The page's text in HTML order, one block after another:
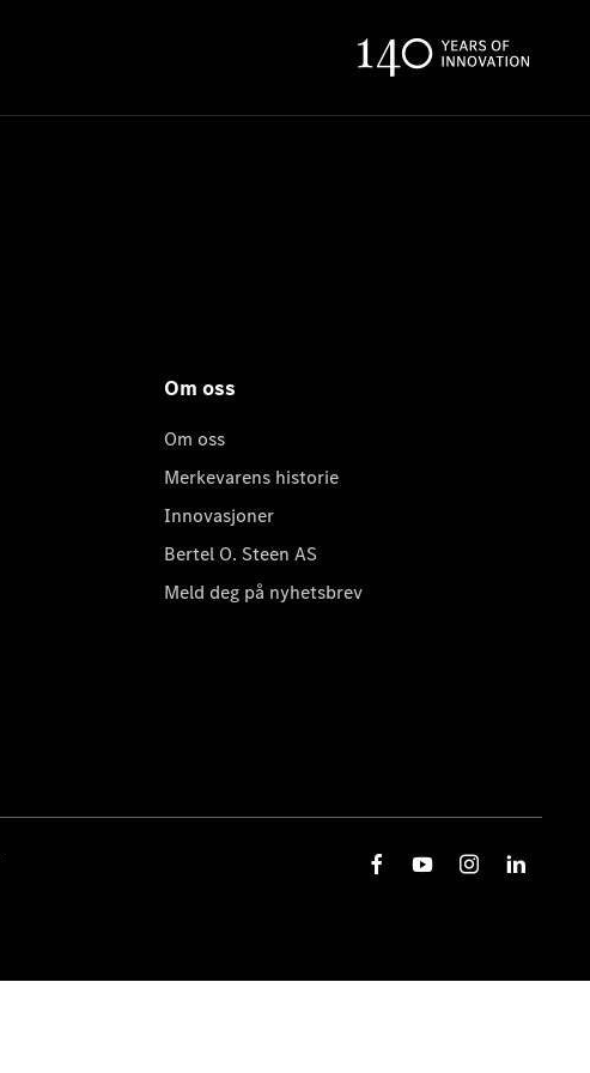
Om oss
Om oss
Merkevarens historie
Innovasjoner
Bertel O. Steen AS
Meld deg på nyhetsbrev